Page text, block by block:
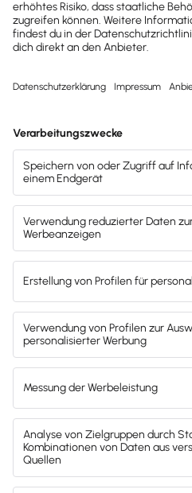
Automatisierung
automatischem
Alles im Blick und
Den Überblick
ab12,90 €
ab6,45 €
monatlich(zzgl. MwSt.)